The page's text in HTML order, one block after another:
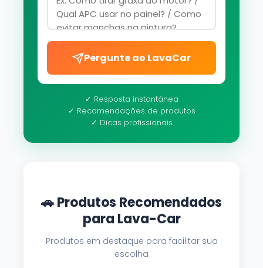
Pergunte ao LavaCar
✓ Resposta instantânea
✓ Recomendações de produtos
✓ Dicas profissionais
🚗 Produtos Recomendados
para Lava-Car
Produtos em destaque para facilitar sua
escolha